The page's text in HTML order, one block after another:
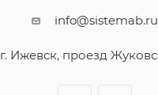
info@sistemab.ru
г. Ижевск, проезд